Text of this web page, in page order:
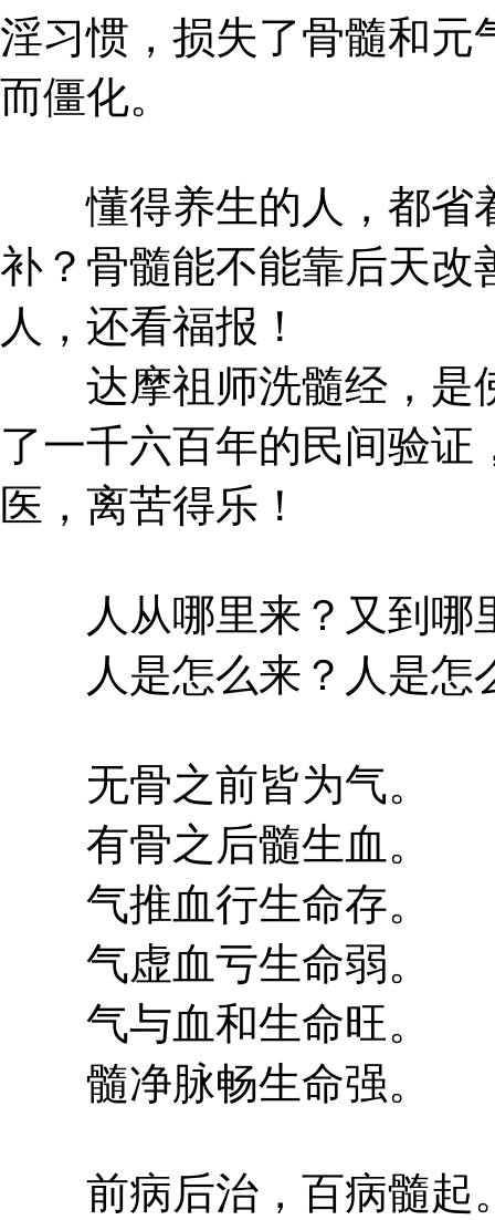
淫习惯，损失了骨髓和元
而僵化。
懂得养生的人，都省
补？骨髓能不能靠后天改
人，还看福报！
达摩祖师洗髓经，是
了一千六百年的民间验
医，离苦得乐！
人从哪里来？又到哪
人是怎么来？人是怎
无骨之前皆为气。
有骨之后髓生血。
气推血行生命存。
气虚血亏生命弱。
气与血和生命旺。
髓净脉畅生命强。
前病后治，百病髓起